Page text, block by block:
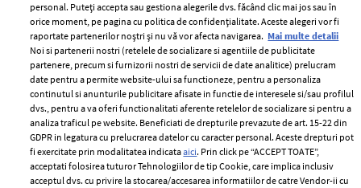
Situația neplăcută prin care a trecut
Anca Serea în timpul călătoriei cu
trenul în Italia, alături de copii: "Suntem
șocați, nu știm ce putem să facem..."
PEOPLE 06 august 2026
Anca Serea a povestit pe rețelele de socializare o situație
extrem de neplăcută prin care ea și copiii ei au trecut.
personal. Puteți accepta sau gestiona alegerile dvs. făcând clic mai jos sau în
orice moment, pe pagina cu politica de confidențialitate. Aceste alegeri vor fi
raportate partenerilor noștri și nu vă vor afecta navigarea. Mai multe detalii
Noi si partenerii nostri (retelele de socializare si agentiile de publicitate
partenere, precum si furnizorii nostri de servicii de date analitice) prelucram
date pentru a permite website-ului sa functioneze, pentru a personaliza
continutul si anunturile publicitare afisate in functie de interesele si/sau profilul
dvs., pentru a va oferi functionalitati aferente retelelor de socializare si pentru a
analiza traficul pe website. Beneficiati de drepturile prevazute de art. 15-22 din
GDPR in legatura cu prelucrarea datelor cu caracter personal. Aceste drepturi pot
fi exercitate prin modalitatea indicataaici. Prin click pe “ACCEPT TOATE”,
acceptati folosirea tuturor Tehnologiilor de tip Cookie, care implica inclusiv
acceptul dvs. cu privire la stocarea/accesarea informatiilor de catre Vendor-ii cu